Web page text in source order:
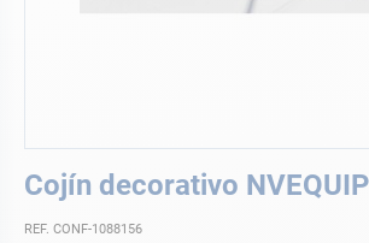
Cojín decorativo
REF. CONF-1088156
al
de